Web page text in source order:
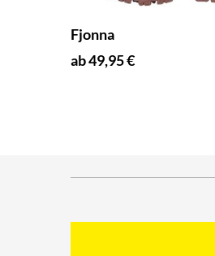
Fjonna
ab 49,95 €